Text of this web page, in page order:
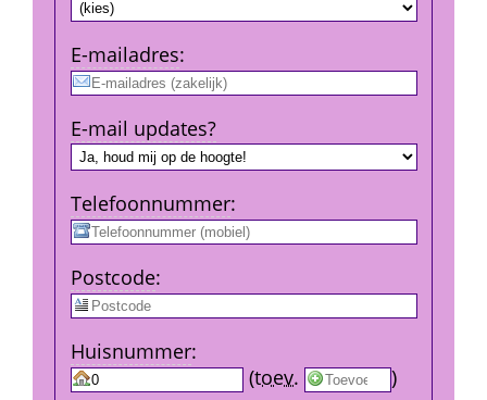
E-mail­adres:
E-mail updates?
Telefoon­nummer:
Post­code:
Huis­nummer:
(toev.
)